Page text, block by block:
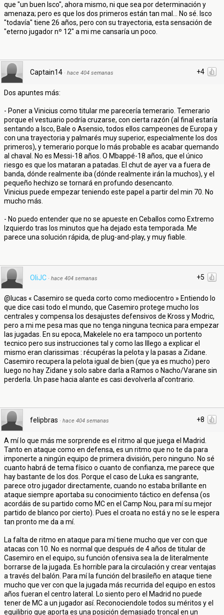
que "un buen Isco", ahora mismo, ni que sea por determinación y
amenaza; pero es que los dos primeros están tan mal... No sé. Isco
"todavía" tiene 26 años, pero con su trayectoria, esta sensación de
"eterno jugador nº 12" a mi me cansaría un poco.
+4
Captain14 · hace 404 semanas
Dos apuntes más:
- Poner a Vinicius como titular me parecería temerario. Temerario
porque el vestuario podría cruzarse, con cierta razón (al final estaría
sentando a Isco, Bale o Asensio, todos ellos campeones de Europa y
con una trayectoria y palmarés muy superior, especialmente los dos
primeros), y temerario porque lo más probable es acabar quemando
al chaval. No es Messi-18 años. O Mbappé-18 años, que el único
riesgo es que los mataran a patadas. El chut de ayer va a fuera de
banda, dónde realmente iba (dónde realmente irán la muchos), y el
pequeño hechizo se tornará en profundo desencanto.
Vinicius puede empezar teniendo este papel a partir del min 70. No
mucho más.
- No puedo entender que no se apueste en Ceballos como Extremo
Izquierdo tras los minutos que ha dejado esta temporada. Me
parece una solución rápida, de plug-and-play, y muy fiable.
+5
OliJC · hace 404 semanas
@lucas « Casemiro se queda corto como mediocentro » Entiendo lo
que dice casi todo el mundo, que Casemiro protege mucho los
centrales y compensa los desajustes defensivos de Kross y Modric,
pero a mi me pesa mas que no tenga ninguna tecnica para empezar
las jugadas. En su epoca, Makelele no era tampoco un portento
tecnico pero sus instrucciones tal y como las lllego a explicar el
mismo eran clarissimas : récupéras la pelota y la pasas a Zidane.
Casemiro recupera la pelota igual de bien (que ya es mucho) pero
luego no hay Zidane y solo sabre darla a Ramos o Nacho/Varane sin
perderla. Un pase hacia alante es casi devolverla al’contrario.
+8
felipbras · hace 404 semanas
A mí lo que más me sorprende es el ritmo al que juega el Madrid.
Tanto en ataque como en defensa, es un ritmo que no te da para
imponerte a ningún equipo de primera división, pero ninguno. No sé
cuanto habrá de tema físico o cuanto de confianza, me parece que
hay bastante de los dos. Porque el caso de Luka es sangrante,
parece otro jugador directamente, cuando no estaba brillante en
ataque siempre aportaba su conocimiento táctico en defensa (os
acordáis de su partido como MC en el Camp Nou, para mí su mejor
partido de blanco por cierto). Pues el croata no está y no se le espera
tan pronto me da a mí.
La falta de ritmo en ataque para mí tiene mucho que ver con que
atacas con 10. No es normal que después de 4 años de titular de
Casemiro en el equipo, su función ofensiva sea la de literalmente
borrarse de la jugada. Es horrible para la circulación y crear ventajas
a través del balón. Para mí la función del brasileño en ataque tiene
mucho que ver con que la jugada más recurrida del equipo en estos
años fueran el centro lateral. Lo siento pero el Madrid no puede
tener de MC a un jugador así. Reconociendole todos su méritos y el
equilibrio que aporta es una posición demasiado troncal en un